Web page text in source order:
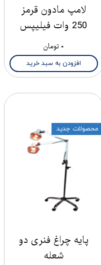
لامپ مادون قرمز
250 وات فیلیپس
۰ تومان
افزودن به سبد خرید
پایه چراغ فنری دو
شعله
محصولات جدید